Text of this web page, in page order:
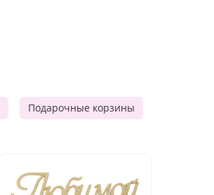
Подарочные корзины